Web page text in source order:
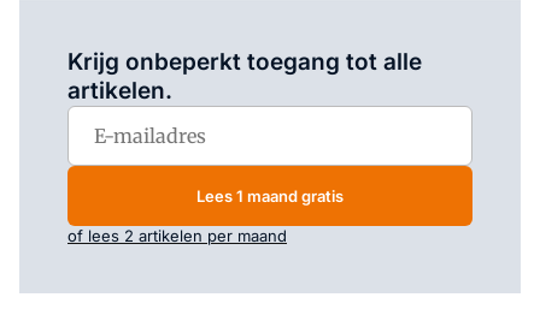
Krijg onbeperkt toegang tot alle
artikelen.
Lees 1 maand gratis
of lees 2 artikelen per maand